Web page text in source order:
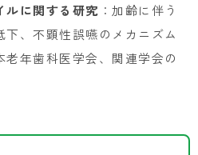
ルに関する研究 ：加齢に伴う
、不顕性誤嚥のメカニズム
年歯科医学会、関連学会の